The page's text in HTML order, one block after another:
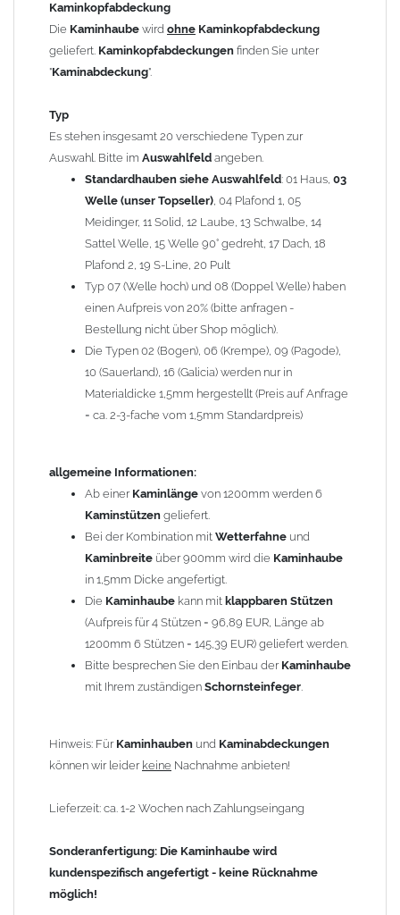
angefertigt.
DieKaminhaubekann mitklappbaren Stützen
für 4 Stützen = 96,89 EUR, Länge ab 1200mm 6 Stützen =
145,39 EUR) geliefert werden.
Ihrem zuständigen
Hinweis: FürKaminhaubenundKaminabdeckungenkönnen wir
Nachnahme anbieten!
Lieferzeit: ca. 1-2 Wochen nach Zahlungseingang
Sonderanfertigung: Die Kaminhaube wird kundenspezifisch
angefertigt - keine Rücknahme möglich!
Zum Bild vergößern, bitte auf das Bild klicken!
Kaminkopfabdeckung
Die Kaminhaube wird ohne Kaminkopfabdeckung
geliefert. Kaminkopfabdeckungen finden Sie unter
"Kaminabdeckung".
Typ
Es stehen insgesamt 20 verschiedene Typen zur
Auswahl. Bitte im Auswahlfeld angeben.
Standardhauben siehe Auswahlfeld: 01 Haus, 03
Welle (unser Topseller), 04 Plafond 1, 05
Meidinger, 11 Solid, 12 Laube, 13 Schwalbe, 14
Sattel Welle, 15 Welle 90° gedreht, 17 Dach, 18
Plafond 2, 19 S-Line, 20 Pult
Typ 07 (Welle hoch) und 08 (Doppel Welle) haben
einen Aufpreis von 20% (bitte anfragen -
Bestellung nicht über Shop möglich).
Die Typen 02 (Bogen), 06 (Krempe), 09 (Pagode),
10 (Sauerland), 16 (Galicia) werden nur in
Materialdicke 1,5mm hergestellt (Preis auf Anfrage
= ca. 2-3-fache vom 1,5mm Standardpreis)
allgemeine Informationen:
Ab einer Kaminlänge von 1200mm werden 6
Kaminstützen geliefert.
Bei der Kombination mit Wetterfahne und
Kaminbreite über 900mm wird die Kaminhaube
in 1,5mm Dicke angefertigt.
Die Kaminhaube kann mit klappbaren Stützen
(Aufpreis für 4 Stützen = 96,89 EUR, Länge ab
1200mm 6 Stützen = 145,39 EUR) geliefert werden.
Bitte besprechen Sie den Einbau der Kaminhaube
mit Ihrem zuständigen Schornsteinfeger.
Hinweis: Für Kaminhauben und Kaminabdeckungen
können wir leider keine Nachnahme anbieten!
Lieferzeit: ca. 1-2 Wochen nach Zahlungseingang
Sonderanfertigung: Die Kaminhaube wird
kundenspezifisch angefertigt - keine Rücknahme
möglich!